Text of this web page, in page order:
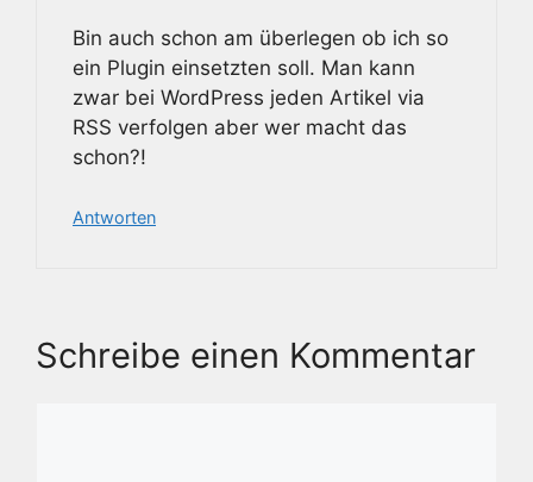
Bin auch schon am überlegen ob ich so
ein Plugin einsetzten soll. Man kann
zwar bei WordPress jeden Artikel via
RSS verfolgen aber wer macht das
schon?!
Antworten
Schreibe einen Kommentar